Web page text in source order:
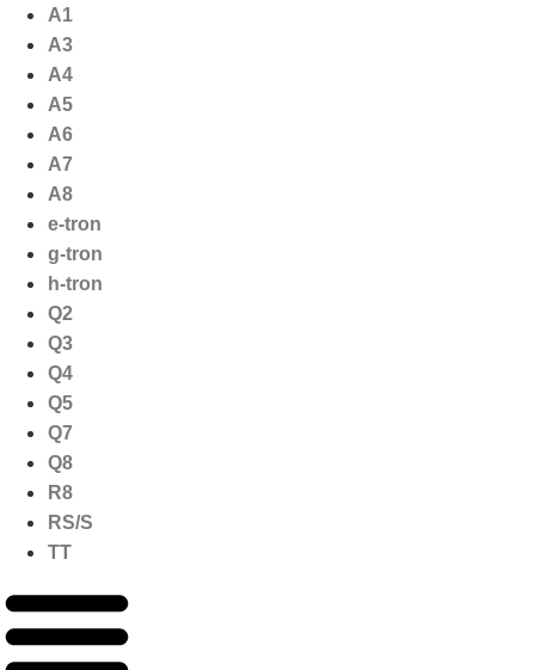
naar
inhoud
A1
A3
A4
A5
A6
A7
A8
e-tron
g-tron
h-tron
Q2
Q3
Q4
Q5
Q7
Q8
R8
RS/S
TT